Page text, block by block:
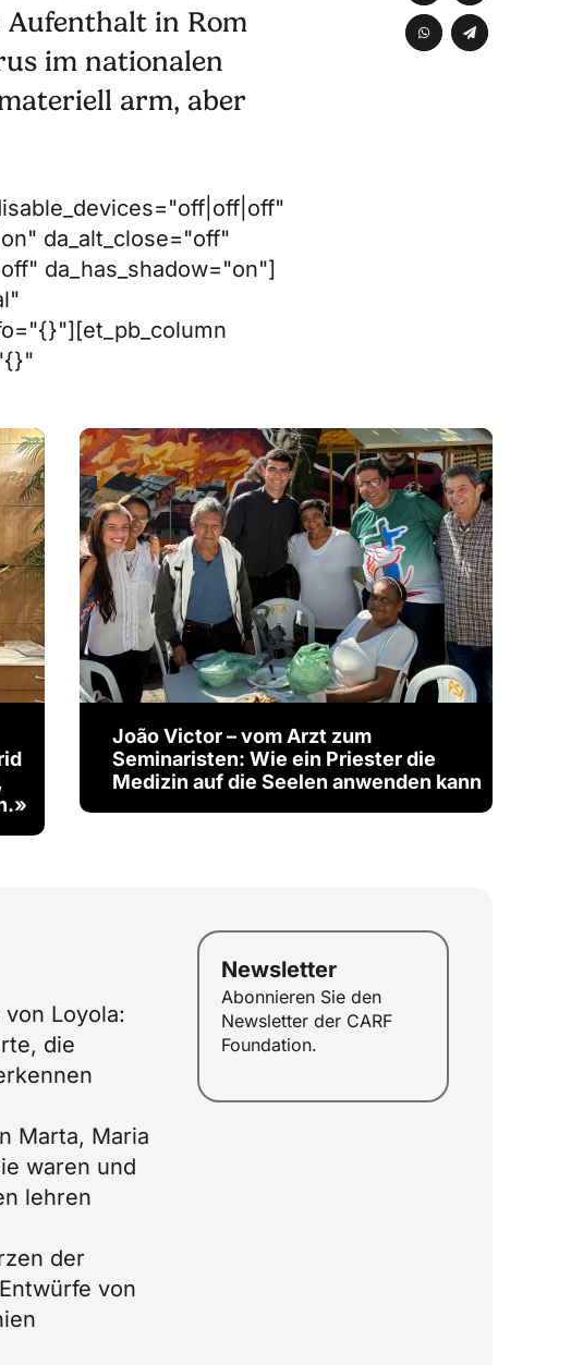
Aufenthalt in Rom
im nationalen
arm, aber
da_alt_close="off"
da_has_shadow="on"]
João Victor – vom Arzt zum
Seminaristen: Wie ein Priester die
Medizin auf die Seelen anwenden kann
Loyola:
die
Marta, Maria
waren und
lehren
der
von
Newsletter
Abonnieren Sie den
Newsletter der CARF
Foundation.